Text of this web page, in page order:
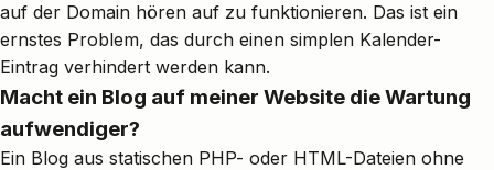
auf der Domain hören auf zu funktionieren. Das ist ein
ernstes Problem, das durch einen simplen Kalender-
Eintrag verhindert werden kann.
Macht ein Blog auf meiner Website die Wartung
aufwendiger?
Ein Blog aus statischen PHP- oder HTML-Dateien ohne